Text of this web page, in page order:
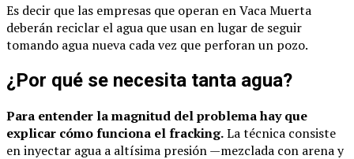
Es decir que las empresas que operan en Vaca Muerta
deberán reciclar el agua que usan en lugar de seguir
tomando agua nueva cada vez que perforan un pozo.
¿Por qué se necesita tanta agua?
Para entender la magnitud del problema hay que
explicar cómo funciona el fracking.La técnica consiste
en inyectar agua a altísima presión —mezclada con arena y